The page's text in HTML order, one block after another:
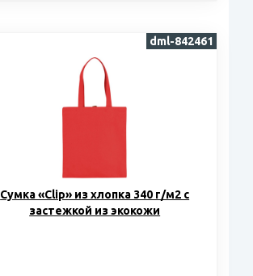
Cумка «Clip» из хлопка 340 г/м2 с
застежкой из экокожи
dml-842461